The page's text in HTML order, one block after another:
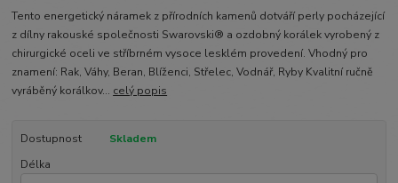
Tento energetický náramek z přírodních kamenů dotváří perly pocházející
z dílny rakouské společnosti Swarovski® a ozdobný korálek vyrobený z
chirurgické oceli ve stříbrném vysoce lesklém provedení. Vhodný pro
znamení: Rak, Váhy, Beran, Blíženci, Střelec, Vodnář, Ryby Kvalitní ručně
vyráběný korálkov... celý popis
Dostupnost
Skladem
Délka